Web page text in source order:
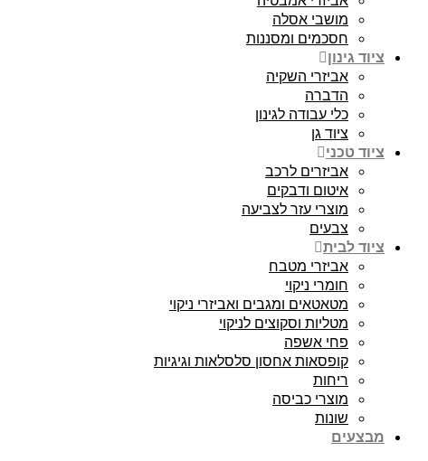
מושבי אסלה
חסכמים ומסננות
ציוד גינון
אביזרי השקיה
הדברה
כלי עבודה לגינון
ציוד גן
ציוד טכני
אביזרים לרכב
איטום ודבקים
מוצרי עזר לצביעה
צבעים
ציוד לבית
אביזרי מטבח
חומרי ניקוי
מטאטאים ומגבים ואביזרי ניקוי
מטליות וסקוצים לניקוי
פחי אשפה
קופסאות אחסון סלסלאות וגיגיות
ריחות
מוצרי כביסה
שונות
מבצעים